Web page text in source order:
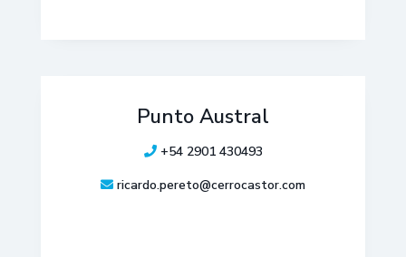
Punto Austral
+54 2901 430493
ricardo.pereto@cerrocastor.com